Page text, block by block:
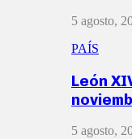
5 agosto,
PAÍS
León
5 agosto,